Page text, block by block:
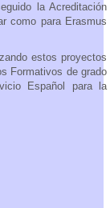
la Acreditación
como para Erasmus
estos proyectos
Formativos de grado
Español para la